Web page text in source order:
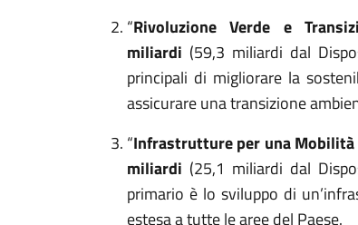
“Rivoluzione Verde e
miliardi (59,3 miliardi dal
principali di migliorare la
assicurare una transizione
“Infrastrutture per una
miliardi (25,1 miliardi dal
primario è lo sviluppo di
estesa a tutte le aree del Paese.